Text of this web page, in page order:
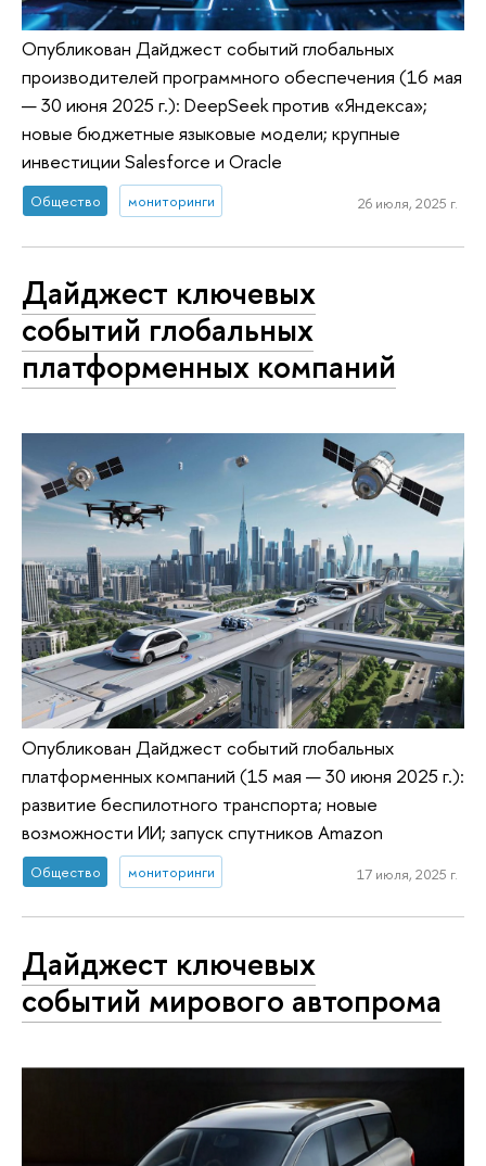
Опубликован Дайджест событий глобальных
производителей программного обеспечения (16 мая
— 30 июня 2025 г.): DeepSeek против «Яндекса»;
новые бюджетные языковые модели; крупные
инвестиции Salesforce и Oracle
Общество мониторинги 26 июля, 2025 г.
Дайджест ключевых
событий глобальных
платформенных компаний
Опубликован Дайджест событий глобальных
платформенных компаний (15 мая — 30 июня 2025 г.):
развитие беспилотного транспорта; новые
возможности ИИ; запуск спутников Amazon
Общество мониторинги 17 июля, 2025 г.
Дайджест ключевых
событий мирового автопрома